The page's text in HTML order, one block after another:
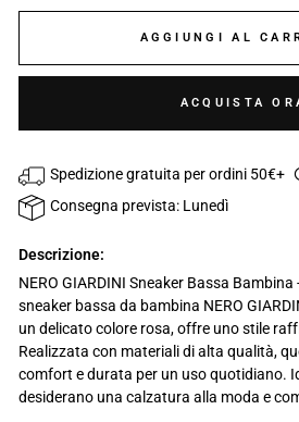
AGGIUNGI AL
ACQUISTA
Spedizione gratuita per ordini 50€+
Consegna prevista: Lunedì
Descrizione:
NERO GIARDINI Sneaker Bassa
sneaker bassa da bambina NERO
un delicato colore rosa, offre uno stile
Realizzata con materiali di alta qualità,
comfort e durata per un uso quotidiano.
desiderano una calzatura alla moda e